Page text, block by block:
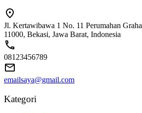
Jl. Kertawibawa 1 No. 11 Perumahan
11000, Bekasi, Jawa Barat, Indonesia
08123456789
emailsaya@gmail.com
Kategori